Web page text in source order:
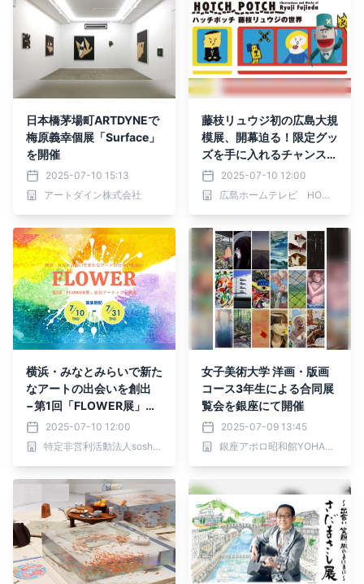
日本橋茅場町ARTDYNEで
梅原義幸個展「Surface」
を開催
2025-07-10 15:13
アートダイン株式会社
藤枝リュウジ初の広島大規
模展、開幕迫る！限定グッ
ズを手に入れるチャンスを
お見逃しなく！
2025-07-10 12:00
広島ホームテレビ HOMEイベントセンター
横浜・みなとみらいで新た
なアートの出会いを創出
−第1回「FLOWER展」参
加アーティスト募集開始−
2025-07-10 12:00
特定非営利活動法人soshare
女子美術大学 洋画・版画
コース3年生による合同展
覧会を銀座にて開催
2025-07-09 13:45
銀座アポロ昭和館YOHAKU